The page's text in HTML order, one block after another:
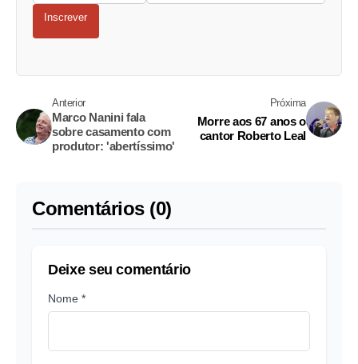
Inscrever
Anterior
Marco Nanini fala
sobre casamento com
produtor: 'abertíssimo'
Próxima
Morre aos 67 anos o
cantor Roberto Leal
Comentários (0)
Deixe seu comentário
Nome *